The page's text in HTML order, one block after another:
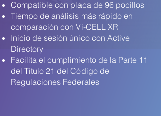
Compatible con placa de 96 pocillos
Tiempo de análisis más rápido en
comparación con Vi-CELL XR
Inicio de sesión único con Active
Directory
Facilita el cumplimiento de la Parte 11
del Título 21 del Código de
Regulaciones Federales